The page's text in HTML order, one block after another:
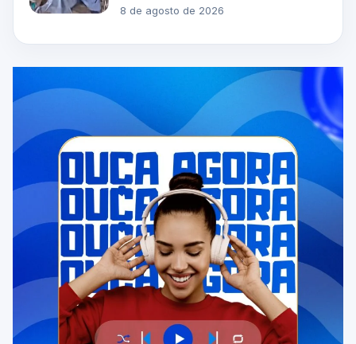
8 de agosto de 2026